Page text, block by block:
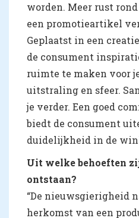
worden. Meer rust
een promotieartikel
Geplaatst in een
de consument
ruimte te maken voor
uitstraling en sfeer.
je verder. Een goed
biedt de consument
duidelijkheid in de
Uit welke behoeften
ontstaan?
“De nieuwsgierigheid
herkomst van een